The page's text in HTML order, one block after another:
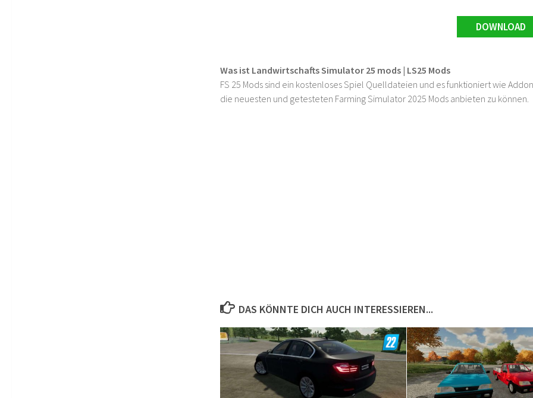
DOWNLOAD
Was ist Landwirtschafts Simulator 25 mods | LS25 Mods
FS 25 Mods sind ein kostenloses Spiel Quelldateien und es funktioniert wie
die neuesten und getesteten Farming Simulator 2025 Mods anbieten zu können.
DAS KÖNNTE DICH AUCH INTERESSIEREN...